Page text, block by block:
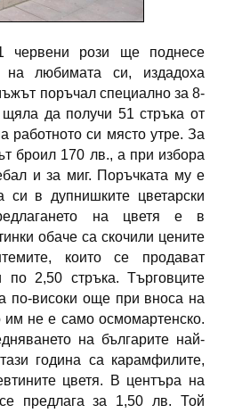
червени рози ще поднесе
на любимата си, издадоха
поръчал специално за 8-
да получи 51 стръка от
работното си място утре. За
броил 170 лв., а при избора
и за миг. Поръчката му е
си в дупнишките цветарски
на цветя е в
обаче са скочили цените
които се продават
2,50 стръка. Търговците
по-високи още при вноса на
им не е само осмомартенско.
на българите най-
година са карамфилите,
цветя. В центъра на
предлага за 1,50 лв. Той